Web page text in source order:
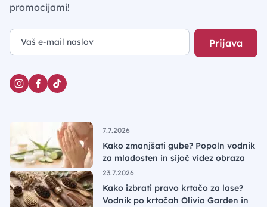
promocijami!
Prijava
7.7.2026
Kako zmanjšati gube? Popoln vodnik
za mladosten in sijoč videz obraza
23.7.2026
Kako izbrati pravo krtačo za lase?
Vodnik po krtačah Olivia Garden in